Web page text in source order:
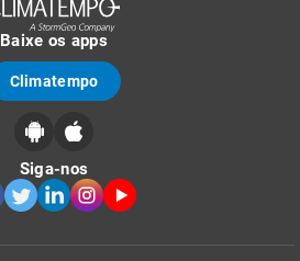
Baixe os apps
Climatempo
Siga-nos